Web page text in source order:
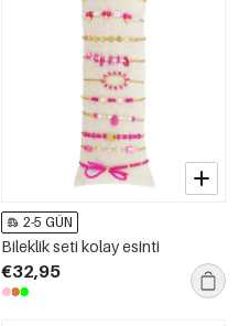
2-5 GÜN
Bileklik seti kolay esinti
€32,95